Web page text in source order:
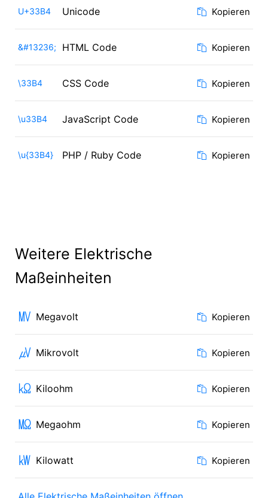
U+33B4 Unicode Kopieren
&#13236; HTML Code Kopieren
\33B4 CSS Code Kopieren
\u33B4 JavaScript Code Kopieren
\u{33B4} PHP / Ruby Code Kopieren
Weitere Elektrische
Maßeinheiten
㎹ Megavolt Kopieren
㎶ Mikrovolt Kopieren
㏀ Kiloohm Kopieren
㏁ Megaohm Kopieren
㎾ Kilowatt Kopieren